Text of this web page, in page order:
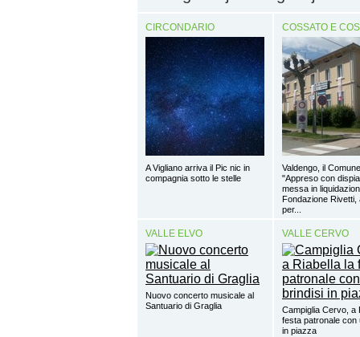
CIRCONDARIO
A Vigliano arriva il Pic nic in
compagnia sotto le stelle
COSSATO E
Valdengo, il
"Appreso con
messa in
Fondazione Rivetti,
per...
VALLE ELVO
Nuovo concerto musicale al
Santuario di Graglia
VALLE CERVO
Campiglia Cervo, a
festa patronale con
in piazza